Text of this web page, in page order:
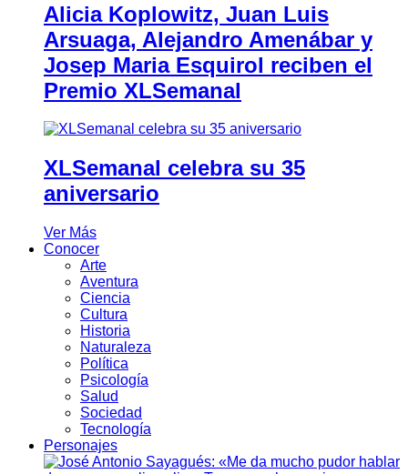
Alicia Koplowitz, Juan Luis
Arsuaga, Alejandro Amenábar y
Josep Maria Esquirol reciben el
Premio XLSemanal
XLSemanal celebra su 35
aniversario
Ver Más
Conocer
Arte
Aventura
Ciencia
Cultura
Historia
Naturaleza
Política
Psicología
Salud
Sociedad
Tecnología
Personajes